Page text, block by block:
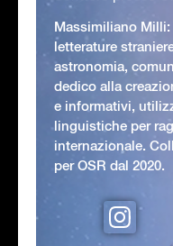
Massimiliano
letterature
astronomia,
dedico alla
e informativi,
linguistiche per
internazionale.
per OSR dal 2020.